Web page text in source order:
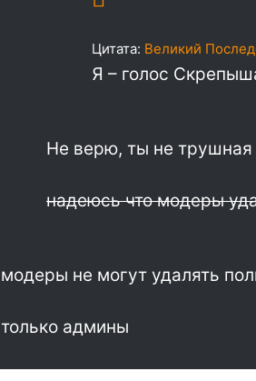
Цитата: Великий
Я – голос
Не верю, ты не трушная
надеюсь что модеры
модеры не могут удалять
только админы